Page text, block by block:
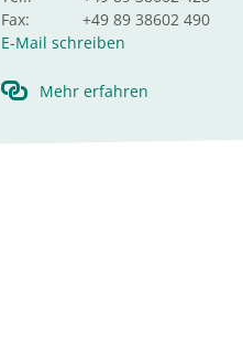
Fax:
+49 89 38602 490
E-Mail schreiben
Mehr erfahren